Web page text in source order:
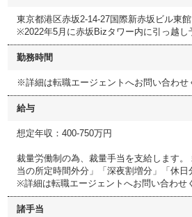
東京都港区赤坂2-14-27国際新赤坂ビル東
※2022年5月に赤坂Bizタワー内に引っ越し
勤務時間
※詳細は転職エージェントへお問い合わせ
給与
想定年収：400-750万円
裁量労働制の為、裁量手当を支給します
当の所定時間外分」「深夜割増分」「休日
※詳細は転職エージェントへお問い合わせ
諸手当